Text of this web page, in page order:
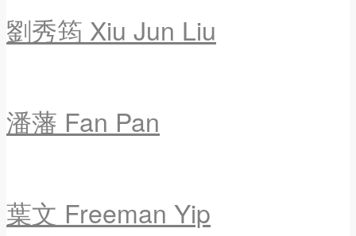
劉秀筠 Xiu Jun Liu
潘藩 Fan Pan
葉文 Freeman Yip